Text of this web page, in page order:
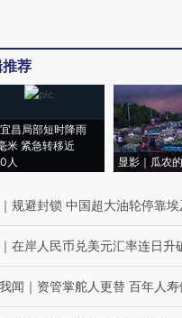
荐
昌局部短时降雨
米 紧急转移近
人
显影｜瓜农
｜ 规避封锁 中国超大油轮停靠
｜ 在岸人民币兑美元汇率连日升
闻 ｜ 资管掌舵人更替 百年人